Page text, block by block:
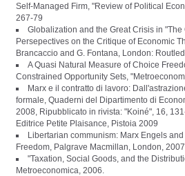
Self-Managed Firm, "Review of Political
267-79
Globalization and the Great Crisis in
Persepectives on the Critique of Economic
Brancaccio and G. Fontana, London:
A Quasi Natural Measure of Choice
Constrained Opportunity Sets,
Marx e il contratto di lavoro:
formale, Quaderni del Dipartimento di
2008, Ripubblicato in rivista: "Koiné", 16,
Editrice Petite Plaisance, Pistoia 2009
Libertarian communism: Marx Engels
Freedom, Palgrave Macmillan, London, 2007.
"Taxation, Social Goods, and the
Metroeconomica, 2006.